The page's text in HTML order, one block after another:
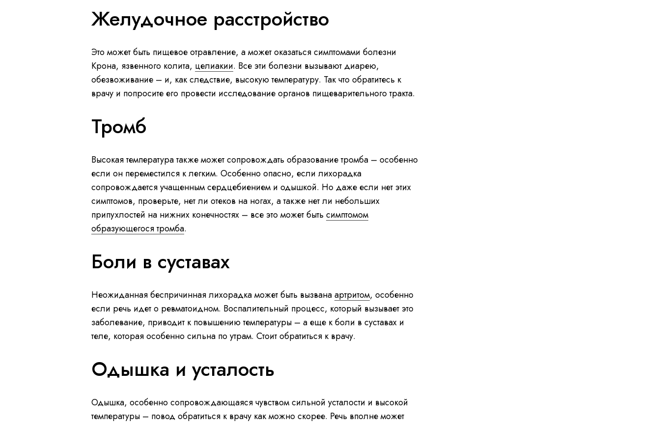
Желудочное расстройство
Это может быть пищевое отравление, а может оказаться симптомами болезни
Крона, язвенного колита, целиакии. Все эти болезни вызывают диарею,
обезвоживание – и, как следствие, высокую температуру. Так что обратитесь к
врачу и попросите его провести исследование органов пищеварительного тракта.
Тромб
Высокая температура также может сопровождать образование тромба – особенно
если он переместился к легким. Особенно опасно, если лихорадка
сопровождается учащенным сердцебиением и одышкой. Но даже если нет этих
симптомов, проверьте, нет ли отеков на ногах, а также нет ли небольших
припухлостей на нижних конечностях – все это может быть симптомом
образующегося тромба.
Боли в суставах
Неожиданная беспричинная лихорадка может быть вызванаартритом, особенно
если речь идет о ревматоидном. Воспалительный процесс, который вызывает это
заболевание, приводит к повышению температуры – а еще к боли в суставах и
теле, которая особенно сильна по утрам. Стоит обратиться к врачу.
Одышка и усталость
Одышка, особенно сопровождающаяся чувством сильной усталости и высокой
температуры – повод обратиться к врачу как можно скорее. Речь вполне может